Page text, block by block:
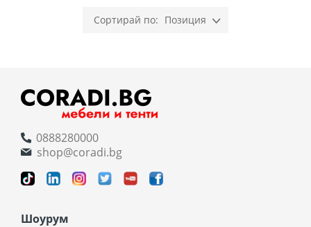
Позиция
0888280000
shop@coradi.bg
Шоурум